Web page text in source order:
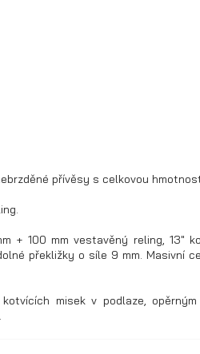
přívěsy s celkovou
+ 100 mm vestavěný reling, 13"
překližky o síle 9 mm. Masivní
misek v podlaze,